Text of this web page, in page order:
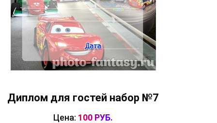
Диплом для гостей набор №7
Цена: 100 РУБ.